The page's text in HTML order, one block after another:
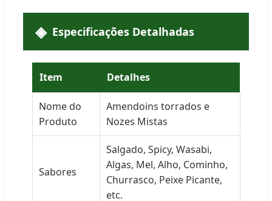
Especificações Detalhadas
Item Detalhes
Nome do
Produto
Amendoins torrados e
Nozes Mistas
Sabores
Salgado, Spicy, Wasabi,
Algas, Mel, Alho, Cominho,
Churrasco, Peixe Picante,
etc.